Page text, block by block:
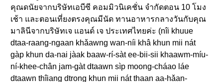
คุณดนัยจากบริษัทเอบีซี คอมมิวนิเคชั่น จำกัดตอน 10 โมง
เช้า และตอนเที่ยงตรงคุณมีนัด ทานอาหารกลางวันกับคุณ
มาลินีจากบริษัทเจ แอนด์ เจ ประเทศไทยค่ะ (nîi khuue
dtaa-raang-ngaan khǎawng wan-níi khâ khun mii nát
gàp khun da-nai jàak baaw-rí-sàt ee-bii-sii khaawm-míu-
ní-khee-chân jam-gàt dtaawn sìp moong-cháao láe
dtaawn thîiang dtrong khun mii nát thaan aa-hǎan-